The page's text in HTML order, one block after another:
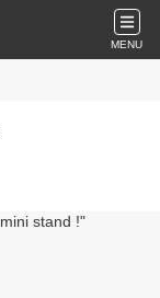
MENU